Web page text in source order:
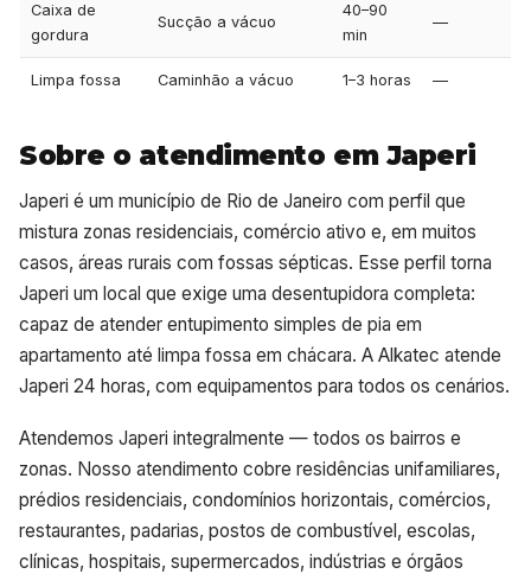
Caixa de
gordura
Sucção a vácuo
40–90
min
—
Limpa fossa Caminhão a vácuo 1–3 horas —
Sobre o atendimento em Japeri
Japeri é um município de Rio de Janeiro com perfil que
mistura zonas residenciais, comércio ativo e, em muitos
casos, áreas rurais com fossas sépticas. Esse perfil torna
Japeri um local que exige uma desentupidora completa:
capaz de atender entupimento simples de pia em
apartamento até limpa fossa em chácara. A Alkatec atende
Japeri 24 horas, com equipamentos para todos os cenários.
Atendemos Japeri integralmente — todos os bairros e
zonas. Nosso atendimento cobre residências unifamiliares,
prédios residenciais, condomínios horizontais, comércios,
restaurantes, padarias, postos de combustível, escolas,
clínicas, hospitais, supermercados, indústrias e órgãos